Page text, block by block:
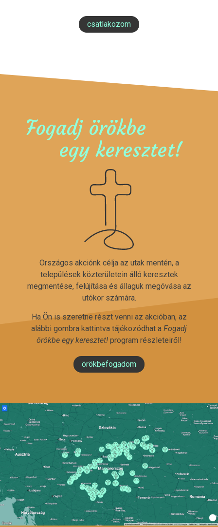
csatlakozom
Fogadj örökbe
egy keresztet!
Országos akciónk célja az utak mentén, a
települések közterületein álló keresztek
megmentése, felújítása és állaguk megóvása az
utókor számára.
Ha Ön is szeretne részt venni az akcióban, az
alábbi gombra kattintva tájékozódhat a Fogadj
örökbe egy keresztet!program részleteiről!
örökbefogadom